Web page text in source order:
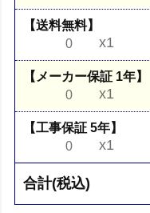
【送料無料】
0
x1
【メーカー保証 1年】
0
x1
【工事保証 5年】
0
x1
合計(税込)